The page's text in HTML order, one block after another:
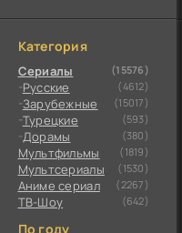
Категория
Сериалы (15576)
Русские (4612)
Зарубежные (15017)
Турецкие (593)
Дорамы (380)
Мультфильмы (1819)
Мультсериалы (1530)
Аниме сериал (2267)
ТВ-Шоу (642)
По году